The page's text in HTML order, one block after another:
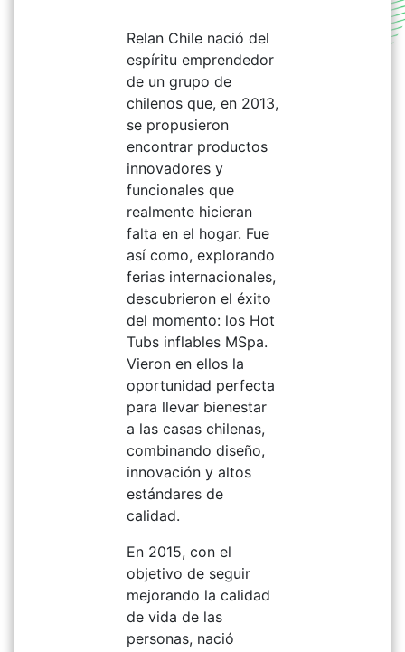
Relan Chile nació del
espíritu emprendedor
de un grupo de
chilenos que, en 2013,
se propusieron
encontrar productos
innovadores y
funcionales que
realmente hicieran
falta en el hogar. Fue
así como, explorando
ferias internacionales,
descubrieron el éxito
del momento: los Hot
Tubs inflables MSpa.
Vieron en ellos la
oportunidad perfecta
para llevar bienestar
a las casas chilenas,
combinando diseño,
innovación y altos
estándares de
calidad.
En 2015, con el
objetivo de seguir
mejorando la calidad
de vida de las
personas, nació